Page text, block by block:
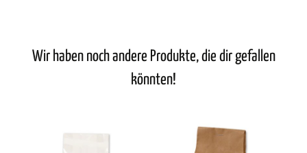
Wir haben noch andere Produkte, die dir gefallen
könnten!